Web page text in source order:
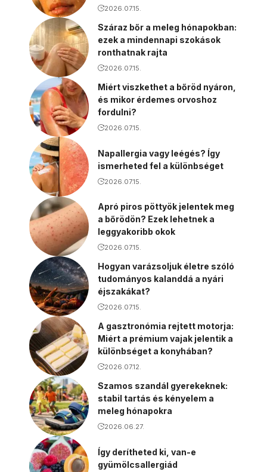
2026.07.15.
Száraz bőr a meleg hónapokban:
ezek a mindennapi szokások
ronthatnak rajta
2026.07.15.
Miért viszkethet a bőröd nyáron,
és mikor érdemes orvoshoz
fordulni?
2026.07.15.
Napallergia vagy leégés? Így
ismerheted fel a különbséget
2026.07.15.
Apró piros pöttyök jelentek meg
a bőrödön? Ezek lehetnek a
leggyakoribb okok
2026.07.15.
Hogyan varázsoljuk életre szóló
tudományos kalanddá a nyári
éjszakákat?
2026.07.15.
A gasztronómia rejtett motorja:
Miért a prémium vajak jelentik a
különbséget a konyhában?
2026.07.12.
Szamos szandál gyerekeknek:
stabil tartás és kényelem a
meleg hónapokra
2026.06.27.
Így derítheted ki, van-e
gyümölcsallergiád